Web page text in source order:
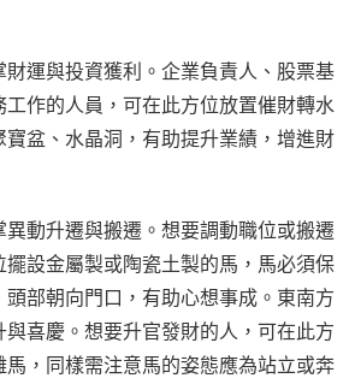
財運與投資獲利。企業負責人、股票基
作的人員，可在此方位放置催財轉水
寶盆、水晶洞，有助提升業績，增進財
動升遷與搬遷。想要調動職位或搬遷
擺設金屬製或陶瓷土製的馬，馬必須保
部朝向門口，有助心想事成。東南方
喜慶。想要升官發財的人，可在此方
，同樣需注意馬的姿態應為站立或奔